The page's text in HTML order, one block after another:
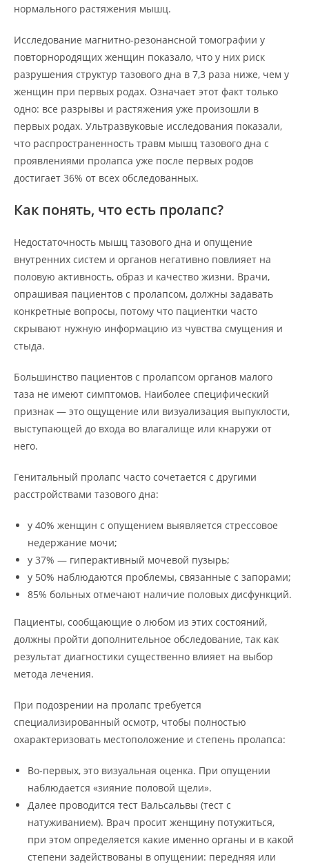
нормального растяжения мышц.
Исследование магнитно-резонансной томографии у
повторнородящих женщин показало, что у них риск
разрушения структур тазового дна в 7,3 раза ниже, чем у
женщин при первых родах. Означает этот факт только
одно: все разрывы и растяжения уже произошли в
первых родах. Ультразвуковые исследования показали,
что распространенность травм мышц тазового дна с
проявлениями пролапса уже после первых родов
достигает 36% от всех обследованных.
Как понять, что есть пролапс?
Недостаточность мышц тазового дна и опущение
внутренних систем и органов негативно повлияет на
половую активность, образ и качество жизни. Врачи,
опрашивая пациентов с пролапсом, должны задавать
конкретные вопросы, потому что пациентки часто
скрывают нужную информацию из чувства смущения и
стыда.
Большинство пациентов с пролапсом органов малого
таза не имеют симптомов. Наиболее специфический
признак — это ощущение или визуализация выпуклости,
выступающей до входа во влагалище или кнаружи от
него.
Генитальный пролапс часто сочетается с другими
расстройствами тазового дна:
у 40% женщин с опущением выявляется стрессовое
недержание мочи;
у 37% — гиперактивный мочевой пузырь;
у 50% наблюдаются проблемы, связанные с запорами;
85% больных отмечают наличие половых дисфункций.
Пациенты, сообщающие о любом из этих состояний,
должны пройти дополнительное обследование, так как
результат диагностики существенно влияет на выбор
метода лечения.
При подозрении на пролапс требуется
специализированный осмотр, чтобы полностью
охарактеризовать местоположение и степень пролапса:
Во-первых, это визуальная оценка. При опущении
наблюдается «зияние половой щели».
Далее проводится тест Вальсальвы (тест с
натуживанием). Врач просит женщину потужиться,
при этом определяется какие именно органы и в какой
степени задействованы в опущении: передняя или